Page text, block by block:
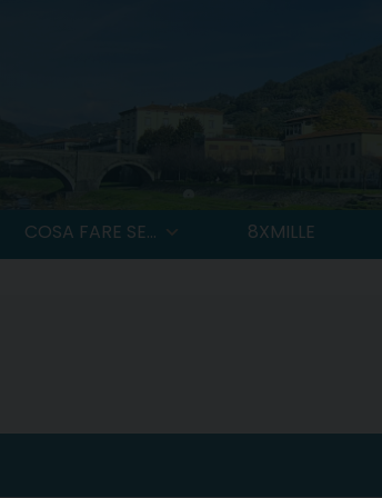
COSA FARE SE... 8XMILLE